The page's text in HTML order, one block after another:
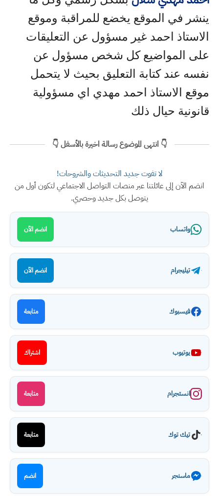
ينشر في الموقع يخضع للمراقبة وموقع
الاستاذ احمد غير مسؤول عن التعليقات
على المواضيع كل شخص مسؤول عن
نفسه عند كتابة التعليق بحيث لا يتحمل
موقع الاستاذ احمد مهدي اي مسؤولية
قانونية حيال ذلك
👇 انتهى الموضوع رسالة اخيرة بالأسفل 👇
لا تفوت جديد التحديثات والشروحات!
انضم الآن إلى عائلتنا عبر منصات التواصل الاجتماعي لتكون أول من
يتوصل بكل جديد وحصري.
واتساب انضم الآن
تيليجرام انضم الآن
فيسبوك متابعة
يوتيوب اشتراك
انستجرام متابعة
تيك توك متابعة
ماسنجر انضم